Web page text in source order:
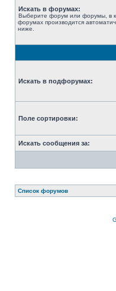
Искать в форумах:
Выберите форум или форумы, в
форумах производится
ниже.
Искать в подфорумах:
Поле сортировки:
Искать сообщения за:
Список форумов